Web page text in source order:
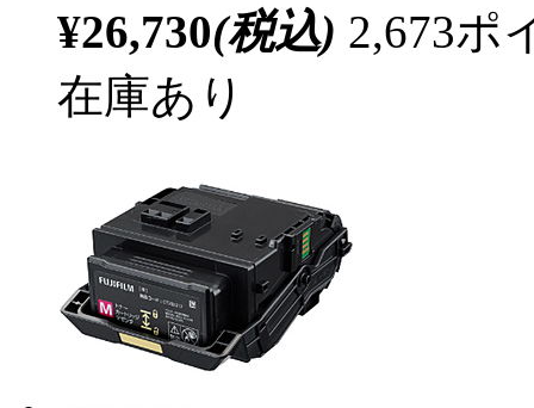
¥26,730(税込) 2,673ポ
在庫あり